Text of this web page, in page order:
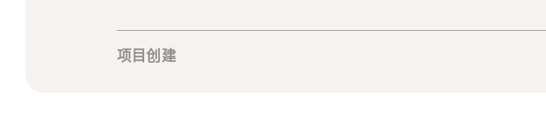
项目创建